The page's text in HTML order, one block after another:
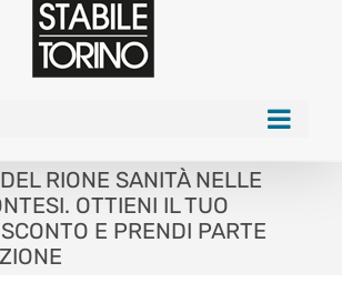
RIONE SANITÀ NELLE
OTTIENI IL TUO
E PRENDI PARTE